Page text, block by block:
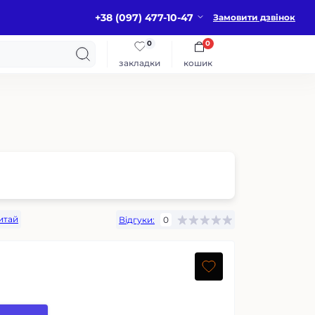
+38 (097) 477-10-47 Замовити дзвінок
закладки
0
кошик
0
Відгуки: 0